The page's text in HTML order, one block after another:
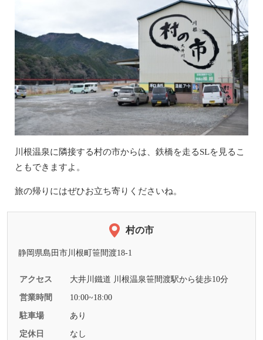
川根温泉に隣接する村の市からは、鉄橋を走るSLを見るこ
ともできますよ。
旅の帰りにはぜひお立ち寄りくださいね。
村の市
静岡県島田市川根町笹間渡18-1
アクセス 大井川鐵道 川根温泉笹間渡駅から徒歩10分
営業時間 10:00~18:00
駐車場 あり
定休日 なし